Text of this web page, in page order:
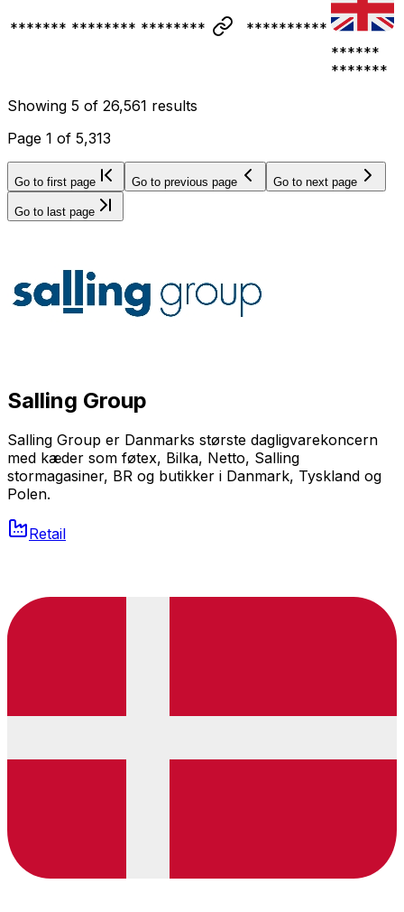
******* ******** ********
**********
******
*******
Showing 5 of 26,561 results
Page 1 of 5,313
Go to first page Go to previous page Go to next page
Go to last page
Salling Group
Salling Group er Danmarks største dagligvarekoncern
med kæder som føtex, Bilka, Netto, Salling
stormagasiner, BR og butikker i Danmark, Tyskland og
Polen.
Retail